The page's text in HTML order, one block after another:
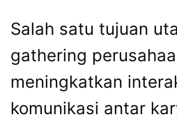
Salah satu tujuan
gathering
meningkatkan
komunikasi antar